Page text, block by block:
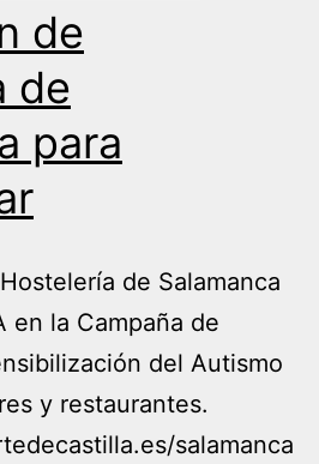
de
de
para
de Salamanca
en la Campaña de
del Autismo
y restaurantes.
salamanca